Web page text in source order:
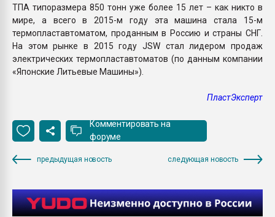
ТПА типоразмера 850 тонн уже более 15 лет – как никто в
мире, а всего в 2015-м году эта машина стала 15-м
термопластавтоматом, проданным в Россию и страны СНГ.
На этом рынке в 2015 году JSW стал лидером продаж
электрических термопластавтоматов (по данным компании
«Японские Литьевые Машины»).
ПластЭксперт
Комментировать на
форуме
предыдущая новость следующая новость